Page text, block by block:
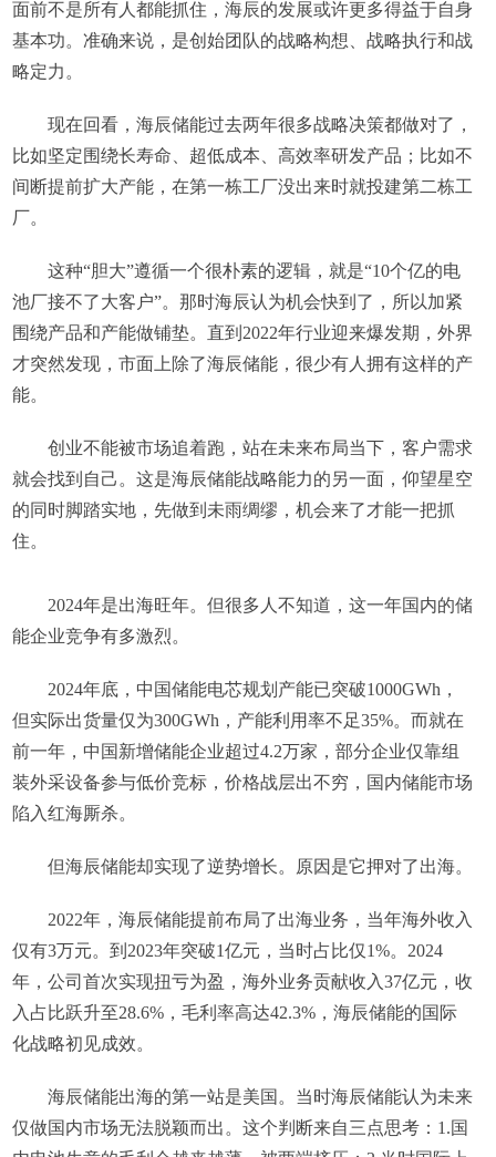
面前不是所有人都能抓住，海辰的发展或许更多得益于自身
基本功。准确来说，是创始团队的战略构想、战略执行和战
略定力。
现在回看，海辰储能过去两年很多战略决策都做对了，
比如坚定围绕长寿命、超低成本、高效率研发产品；比如不
间断提前扩大产能，在第一栋工厂没出来时就投建第二栋工
厂。
这种“胆大”遵循一个很朴素的逻辑，就是“10个亿的电
池厂接不了大客户”。那时海辰认为机会快到了，所以加紧
围绕产品和产能做铺垫。直到2022年行业迎来爆发期，外界
才突然发现，市面上除了海辰储能，很少有人拥有这样的产
能。
创业不能被市场追着跑，站在未来布局当下，客户需求
就会找到自己。这是海辰储能战略能力的另一面，仰望星空
的同时脚踏实地，先做到未雨绸缪，机会来了才能一把抓
住。
2024年是出海旺年。但很多人不知道，这一年国内的储
能企业竞争有多激烈。
2024年底，中国储能电芯规划产能已突破1000GWh，
但实际出货量仅为300GWh，产能利用率不足35%。而就在
前一年，中国新增储能企业超过4.2万家，部分企业仅靠组
装外采设备参与低价竞标，价格战层出不穷，国内储能市场
陷入红海厮杀。
但海辰储能却实现了逆势增长。原因是它押对了出海。
2022年，海辰储能提前布局了出海业务，当年海外收入
仅有3万元。到2023年突破1亿元，当时占比仅1%。2024
年，公司首次实现扭亏为盈，海外业务贡献收入37亿元，收
入占比跃升至28.6%，毛利率高达42.3%，海辰储能的国际
化战略初见成效。
海辰储能出海的第一站是美国。当时海辰储能认为未来
仅做国内市场无法脱颖而出。这个判断来自三点思考：1.国